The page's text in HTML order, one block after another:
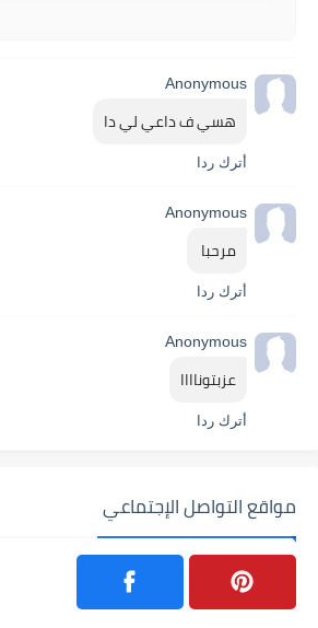
Anonymous
هسي ف داعي لي دا
أترك ردا
Anonymous
مرحبا
أترك ردا
Anonymous
عزبتوناااا
أترك ردا
مواقع التواصل الإجتماعي